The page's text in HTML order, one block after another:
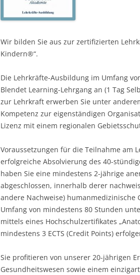
Wir bilden Sie aus zur zertifizierten
Kindern®“.
Die Lehrkräfte-Ausbildung im Umfang
Blendet Learning-Lehrgang an (1 Tag
zur Lehrkraft erwerben Sie unter
Kompetenz zur eigenständigen
Lizenz mit einem regionalen
Voraussetzungen für die Teilnahme am
erfolgreiche Absolvierung des 40-
haben Sie eine mindestens 2-jährige
abgeschlossen, innerhalb derer
andere Nachweise) humanmedizinische
Umfang von mindestens 80 Stunden
mittels eines Hochschulzertifikates
mindestens 3 ECTS (Credit Points)
Sie profitieren von unserer 20-jährigen
Gesundheitswesen sowie einem